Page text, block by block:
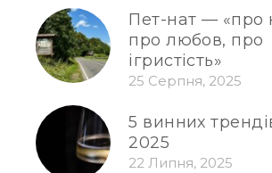
Пет-нат — «про
про любов, про
ігристість»
25 Серпня, 2025
5 винних
2025
22 Липня, 2025